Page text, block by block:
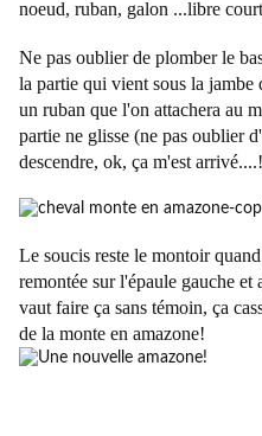
noeud, ruban, galon ...libre
Ne pas oublier de plomber le
la partie qui vient sous la jambe
un ruban que l'on attachera au
partie ne glisse (ne pas oublier
descendre, ok, ça m'est
Le soucis reste le montoir
remontée sur l'épaule gauche
vaut faire ça sans témoin, ça
de la monte en amazone!